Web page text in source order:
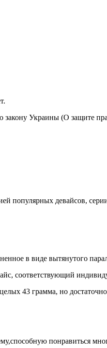
закону Украины (О защите
популярных девайсов,
в виде вытянутого
соответствующий
43 грамма, но
понравиться